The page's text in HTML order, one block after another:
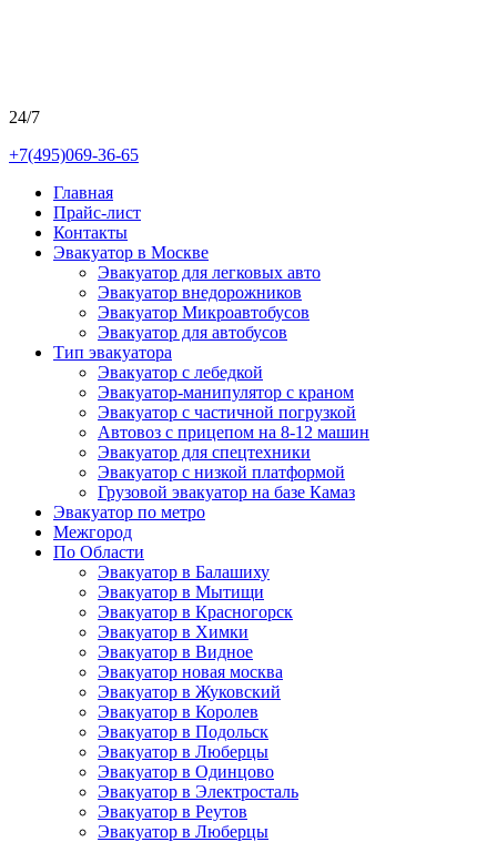
24/7
+7(495)069-36-65
Главная
Прайс-лист
Контакты
Эвакуатор в Москве
Эвакуатор для легковых авто
Эвакуатор внедорожников
Эвакуатор Микроавтобусов
Эвакуатор для автобусов
Тип эвакуатора
Эвакуатор с лебедкой
Эвакуатор-манипулятор с краном
Эвакуатор с частичной погрузкой
Автовоз с прицепом на 8-12 машин
Эвакуатор для спецтехники
Эвакуатор с низкой платформой
Грузовой эвакуатор на базе Камаз
Эвакуатор по метро
Межгород
По Области
Эвакуатор в Балашиху
Эвакуатор в Мытищи
Эвакуатор в Красногорск
Эвакуатор в Химки
Эвакуатор в Видное
Эвакуатор новая москва
Эвакуатор в Жуковский
Эвакуатор в Королев
Эвакуатор в Подольск
Эвакуатор в Люберцы
Эвакуатор в Одинцово
Эвакуатор в Электросталь
Эвакуатор в Реутов
Эвакуатор в Люберцы